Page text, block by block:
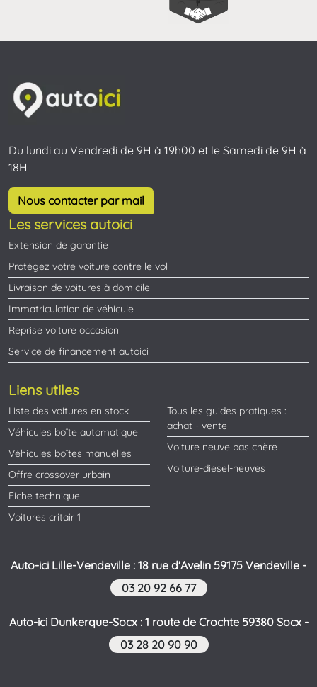
Du lundi au Vendredi de 9H à 19h00 et le Samedi de 9H à
18H
Nous contacter par mail
Les services autoici
Extension de garantie
Protégez votre voiture contre le vol
Livraison de voitures à domicile
Immatriculation de véhicule
Reprise voiture occasion
Service de financement autoici
Liens utiles
Liste des voitures en stock
Véhicules boîte automatique
Véhicules boîtes manuelles
Offre crossover urbain
Fiche technique
Voitures critair 1
Tous les guides pratiques :
achat - vente
Voiture neuve pas chère
Voiture-diesel-neuves
Auto-ici Lille-Vendeville : 18 rue d'Avelin 59175 Vendeville -
03 20 92 66 77
Auto-ici Dunkerque-Socx : 1 route de Crochte 59380 Socx -
03 28 20 90 90